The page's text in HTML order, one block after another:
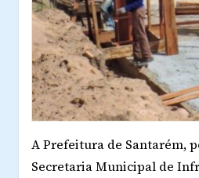
A Prefeitura de Santarém,
Secretaria Municipal de